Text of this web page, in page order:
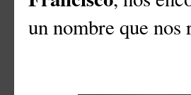
un nombre que